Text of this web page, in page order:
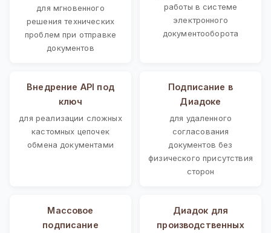
для мгновенного
решения технических
проблем при отправке
документов
работы в системе
электронного
документооборота
Внедрение API под
ключ
для реализации сложных
кастомных цепочек
обмена документами
Подписание в
Диадоке
для удаленного
согласования
документов без
физического присутствия
сторон
Массовое
подписание
Диадок для
производственных